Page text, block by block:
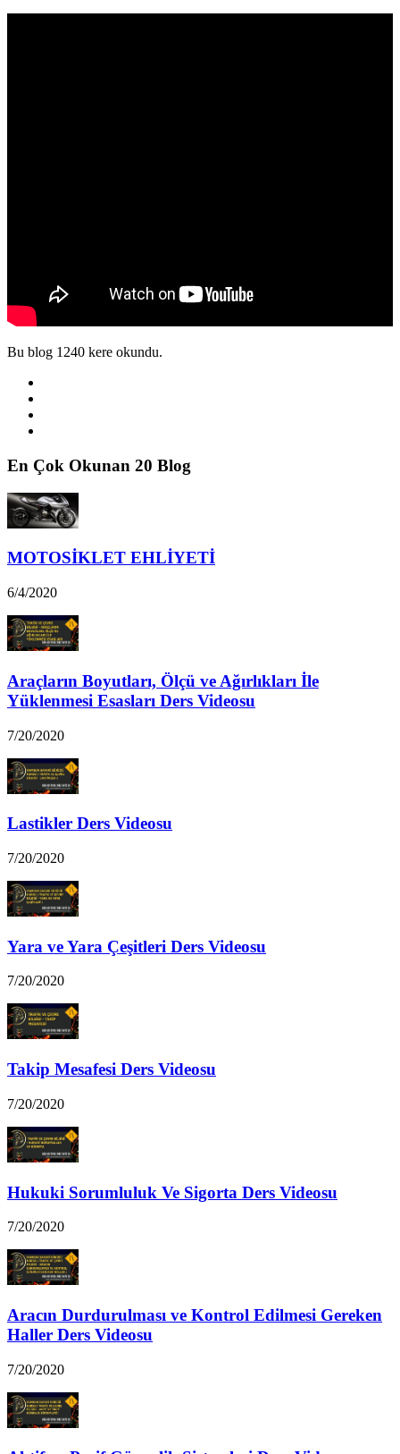
Bu blog 1240 kere okundu.
En Çok Okunan 20 Blog
MOTOSİKLET EHLİYETİ
6/4/2020
Araçların Boyutları, Ölçü ve Ağırlıkları İle
Yüklenmesi Esasları Ders Videosu
7/20/2020
Lastikler Ders Videosu
7/20/2020
Yara ve Yara Çeşitleri Ders Videosu
7/20/2020
Takip Mesafesi Ders Videosu
7/20/2020
Hukuki Sorumluluk Ve Sigorta Ders Videosu
7/20/2020
Aracın Durdurulması ve Kontrol Edilmesi Gereken
Haller Ders Videosu
7/20/2020